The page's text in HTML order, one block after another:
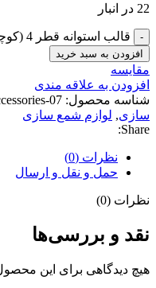
22 در انبار
قالب استوانه قطر 4 (کوچک) عدد
افزودن به سبد خرید
مقايسه
افزودن به علاقه مندی
شناسه محصول: 07
سازی, لوازم شمع سازی
Share:
نظرات (0)
حمل و نقل و ارسال
نظرات (0)
نقد و بررسی‌ها
هیچ دیدگاهی برای این